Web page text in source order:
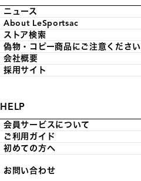
ニュース
About LeSportsac
ストア検索
偽物・コピー商品にご注意ください
会社概要
採用サイト
HELP
会員サービスについて
ご利用ガイド
初めての方へ
お問い合わせ